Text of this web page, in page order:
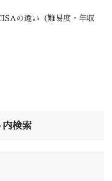
の違い（難易度・年収
内検索